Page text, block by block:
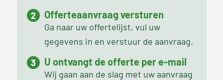
Offerteaanvraag versturen
Ga naar uw offertelijst, vul uw
gegevens in en verstuur de aanvraag.
U ontvangt de offerte per e-mail
Wij gaan aan de slag met uw aanvraag